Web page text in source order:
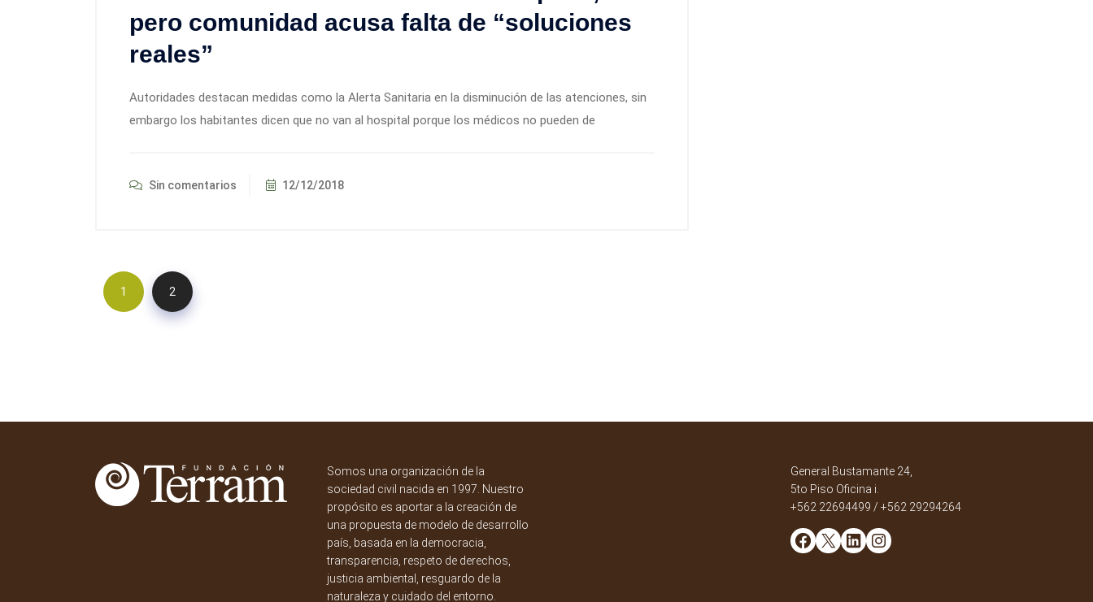
pero comunidad acusa falta de “soluciones
reales”
Autoridades destacan medidas como la Alerta Sanitaria en la disminución de las atenciones, sin
embargo los habitantes dicen que no van al hospital porque los médicos no pueden de
Sin comentarios 12/12/2018
1 2
Somos una organización de la
sociedad civil nacida en 1997. Nuestro
propósito es aportar a la creación de
una propuesta de modelo de desarrollo
país, basada en la democracia,
transparencia, respeto de derechos,
justicia ambiental, resguardo de la
naturaleza y cuidado del entorno.
General Bustamante 24,
5to Piso Oficina i.
+562 22694499 / +562 29294264